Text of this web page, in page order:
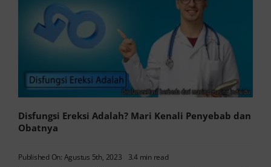
Disfungsi Ereksi Adalah? Mari Kenali Penyebab dan
Obatnya
Published On: Agustus 5th, 2023 3.4 min read